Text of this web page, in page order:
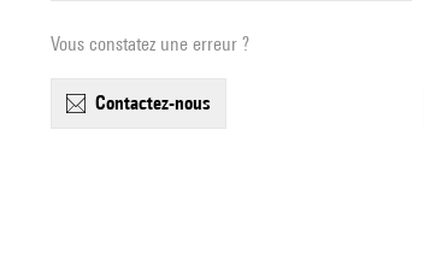
Vous constatez une erreur ?
contactez-nous